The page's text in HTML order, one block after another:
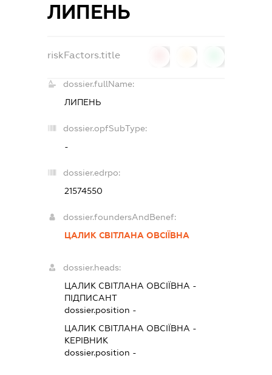
ЛИПЕНЬ
riskFactors.title
dossier.fullName:
ЛИПЕНЬ
dossier.opfSubType:
-
dossier.edrpo:
21574550
dossier.foundersAndBenef:
ЦАЛИК СВІТЛАНА ОВСІЇВНА
dossier.heads:
ЦАЛИК СВІТЛАНА ОВСІЇВНА -
ПІДПИСАНТ
dossier.position -
ЦАЛИК СВІТЛАНА ОВСІЇВНА -
КЕРІВНИК
dossier.position -